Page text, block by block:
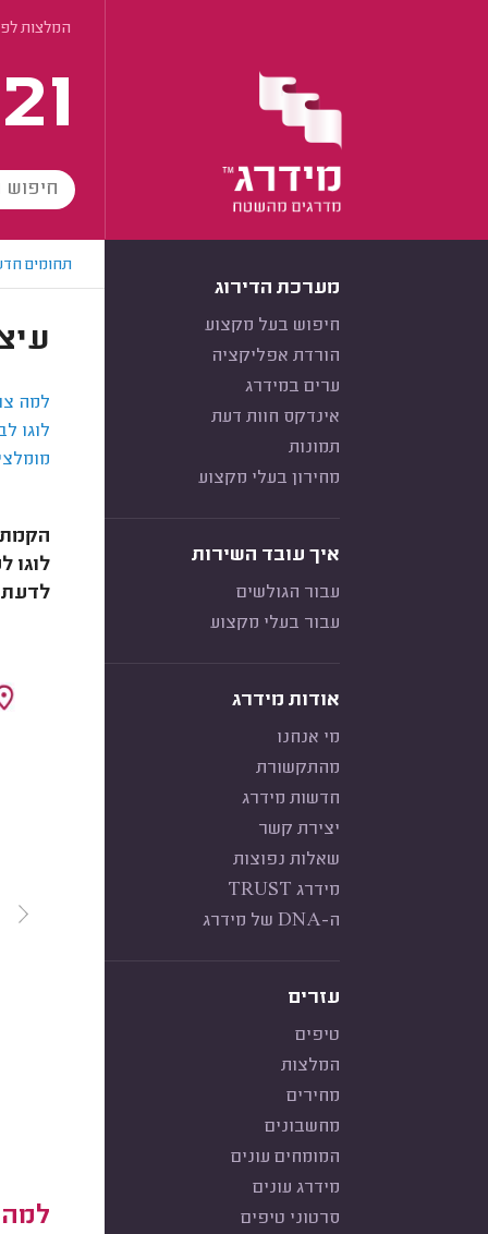
המלצות
מערכת הדירוג
חיפוש בעל מקצוע
הורדת אפליקציה
ערים במידרג
אינדקס חוות דעת
תמונות
מחירון בעלי מקצוע
איך עובד השירות
עבור הגולשים
עבור בעלי מקצוע
אודות מידרג
מי אנחנו
מהתקשורת
חדשות מידרג
יצירת קשר
שאלות נפוצות
מידרג TRUST
ה-DNA של מידרג
עזרים
טיפים
המלצות
מחירים
מחשבונים
המומחים עונים
מידרג עונים
סרטוני טיפים
תחומים
למה
לוגו
לוגו
לדעת
למה